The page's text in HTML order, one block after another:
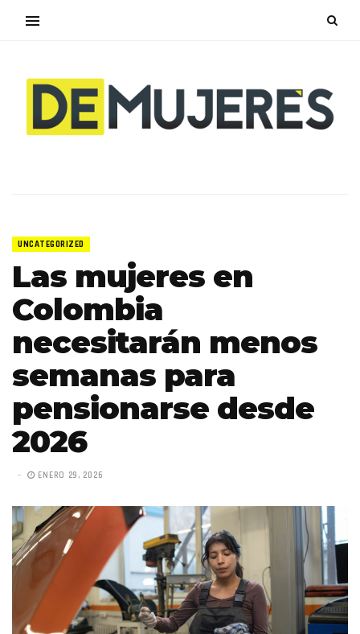
UNCATEGORIZED
Las mujeres en
Colombia
necesitarán menos
semanas para
pensionarse desde
2026
ENERO 29, 2026